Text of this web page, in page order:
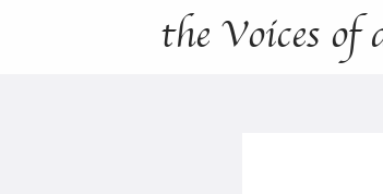
the Voices